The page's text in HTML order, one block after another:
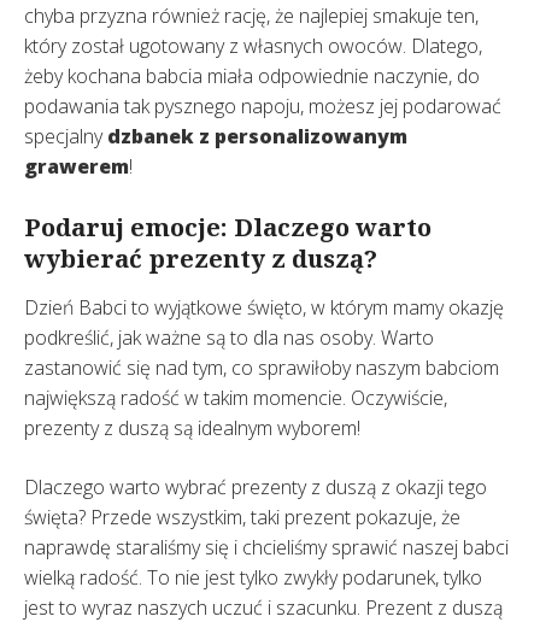
chyba przyzna również rację, że najlepiej smakuje ten,
który został ugotowany z własnych owoców. Dlatego,
żeby kochana babcia miała odpowiednie naczynie, do
podawania tak pysznego napoju, możesz jej podarować
specjalnydzbanek z personalizowanym
grawerem!
Podaruj emocje: Dlaczego warto
wybierać prezenty z duszą?
Dzień Babci to wyjątkowe święto, w którym mamy okazję
podkreślić, jak ważne są to dla nas osoby. Warto
zastanowić się nad tym, co sprawiłoby naszym babciom
największą radość w takim momencie. Oczywiście,
prezenty z duszą są idealnym wyborem!
Dlaczego warto wybrać prezenty z duszą z okazji tego
święta? Przede wszystkim, taki prezent pokazuje, że
naprawdę staraliśmy się i chcieliśmy sprawić naszej babci
wielką radość. To nie jest tylko zwykły podarunek, tylko
jest to wyraz naszych uczuć i szacunku. Prezent z duszą